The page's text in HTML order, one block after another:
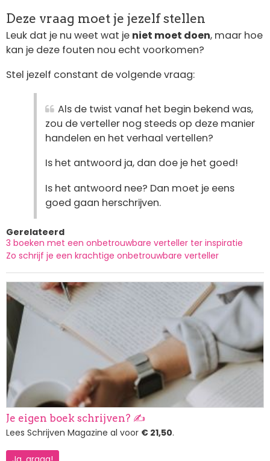
Deze vraag moet je jezelf stellen
Leuk dat je nu weet wat je niet moet doen, maar hoe
kan je deze fouten nou echt voorkomen?
Stel jezelf constant de volgende vraag:
Als de twist vanaf het begin bekend was,
zou de verteller nog steeds op deze manier
handelen en het verhaal vertellen?
Is het antwoord ja, dan doe je het goed!
Is het antwoord nee? Dan moet je eens
goed gaan herschrijven.
Gerelateerd
3 boeken met een onbetrouwbare verteller ter inspiratie
Zo schrijf je een krachtige onbetrouwbare verteller
Afbeelding
Je eigen boek schrijven? ✍️
Lees Schrijven Magazine al voor € 21,50.